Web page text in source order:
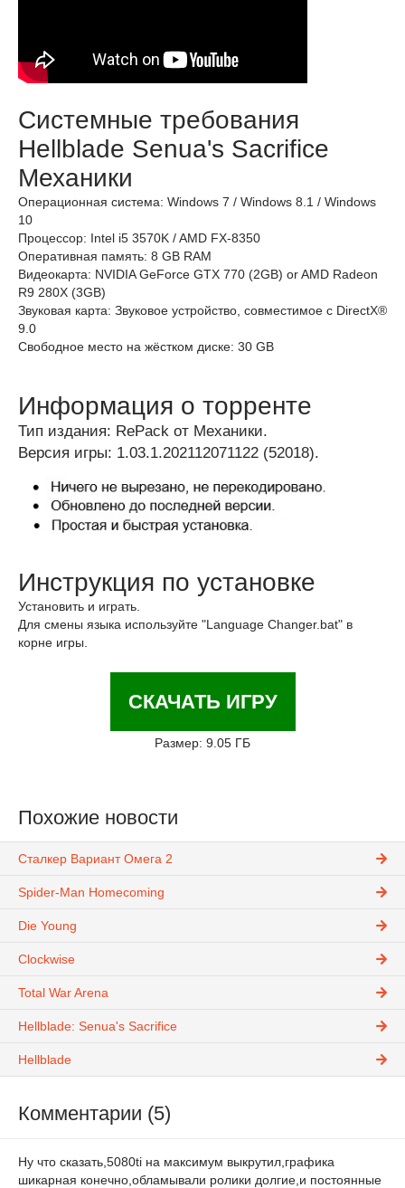
Системные требования
Hellblade Senua's Sacrifice
Механики
Операционная система: Windows 7 / Windows 8.1 / Windows
10
Процессор: Intel i5 3570K / AMD FX-8350
Оперативная память: 8 GB RAM
Видеокарта: NVIDIA GeForce GTX 770 (2GB) or AMD Radeon
R9 280X (3GB)
Звуковая карта: Звуковое устройство, совместимое с DirectX®
9.0
Свободное место на жёстком диске: 30 GB
Информация о торренте
Тип издания: RePack от Механики.
Версия игры: 1.03.1.202112071122 (52018).
Инструкция по установке
Установить и играть.
Для смены языка используйте "Language Changer.bat" в
корне игры.
СКАЧАТЬ ИГРУ
Размер: 9.05 ГБ
Похожие новости
Сталкер Вариант Омега 2
Spider-Man Homecoming
Die Young
Clockwise
Total War Arena
Hellblade: Senua's Sacrifice
Hellblade
Комментарии (5)
Ну что сказать,5080ti на максимум выкрутил,графика
шикарная конечно,обламывали ролики долгие,и постоянные